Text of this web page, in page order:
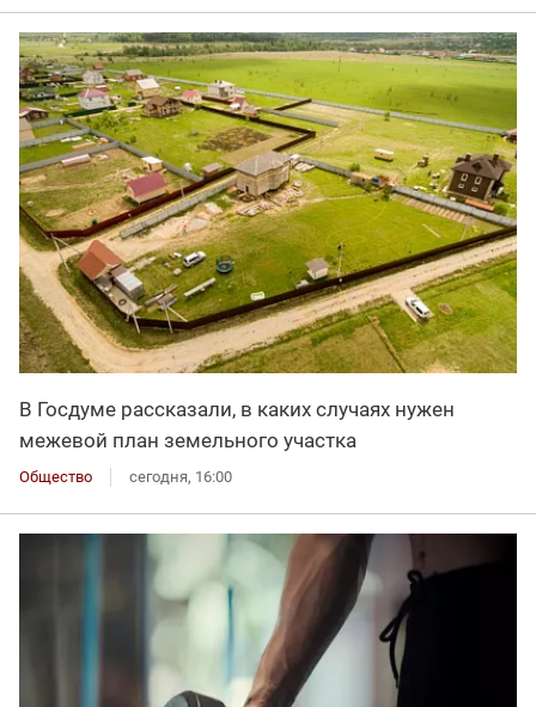
В Госдуме рассказали, в каких случаях нужен
межевой план земельного участка
Общество сегодня, 16:00